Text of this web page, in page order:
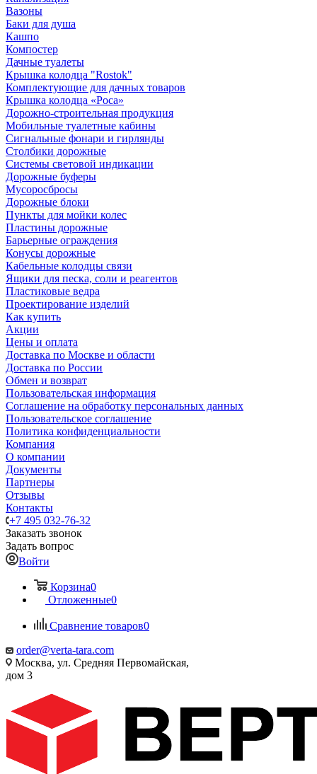
Вазоны
Баки для душа
Кашпо
Компостер
Дачные туалеты
Крышка колодца "Rostok"
Комплектующие для дачных товаров
Крышка колодца «Роса»
Дорожно-строительная продукция
Мобильные туалетные кабины
Сигнальные фонари и гирлянды
Столбики дорожные
Системы световой индикации
Дорожные буферы
Мусоросбросы
Дорожные блоки
Пункты для мойки колес
Пластины дорожные
Барьерные ограждения
Конусы дорожные
Кабельные колодцы связи
Ящики для песка, соли и реагентов
Пластиковые ведра
Проектирование изделий
Как купить
Акции
Цены и оплата
Доставка по Москве и области
Доставка по России
Обмен и возврат
Пользовательская информация
Соглашение на обработку персональных данных
Пользовательское соглашение
Политика конфиденциальности
Компания
О компании
Документы
Партнеры
Отзывы
Контакты
+7 495 032-76-32
Заказать звонок
Задать вопрос
Войти
Корзина0
Отложенные0
Сравнение товаров0
order@verta-tara.com
Москва, ул. Средняя Первомайская,
дом 3